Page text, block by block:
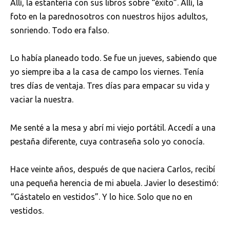
Allí, la estantería con sus libros sobre “éxito”. Allí, la
foto en la parednosotros con nuestros hijos adultos,
sonriendo. Todo era falso.
Lo había planeado todo. Se fue un jueves, sabiendo que
yo siempre iba a la casa de campo los viernes. Tenía
tres días de ventaja. Tres días para empacar su vida y
vaciar la nuestra.
Me senté a la mesa y abrí mi viejo portátil. Accedí a una
pestaña diferente, cuya contraseña solo yo conocía.
Hace veinte años, después de que naciera Carlos, recibí
una pequeña herencia de mi abuela. Javier lo desestimó:
“Gástatelo en vestidos”. Y lo hice. Solo que no en
vestidos.